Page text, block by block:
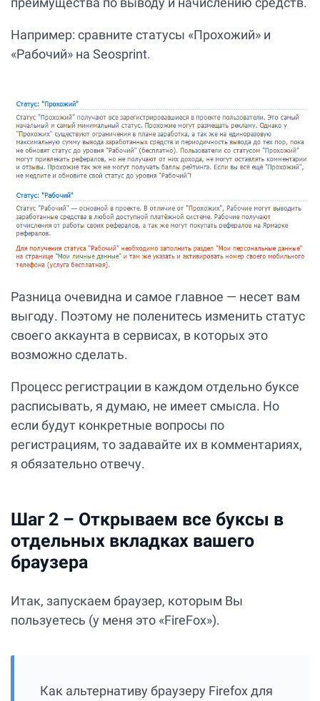
Например: сравните статусы «Прохожий» и
«Рабочий» на Seosprint.
Разница очевидна и самое главное — несет вам
выгоду. Поэтому не поленитесь изменить статус
своего аккаунта в сервисах, в которых это
возможно сделать.
Процесс регистрации в каждом отдельно буксе
расписывать, я думаю, не имеет смысла. Но
если будут конкретные вопросы по
регистрациям, то задавайте их в комментариях,
я обязательно отвечу.
Шаг 2 – Открываем все буксы в
отдельных вкладках вашего
браузера
Итак, запускаем браузер, которым Вы
пользуетесь (у меня это «FireFox»).
Как альтернативу браузеру Firefox для